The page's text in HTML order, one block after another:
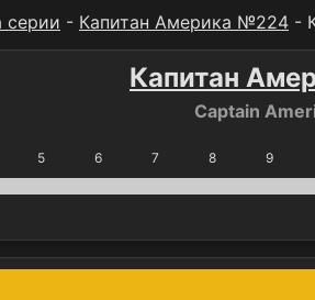
серии - Капитан Америка №224 -
Капитан
Captain
5 6 7 8 9